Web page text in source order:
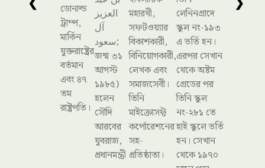
ইউএসএ ল এন্ড ইমিগ্রেশন | আলাপচারিতার অনুষ্ঠান